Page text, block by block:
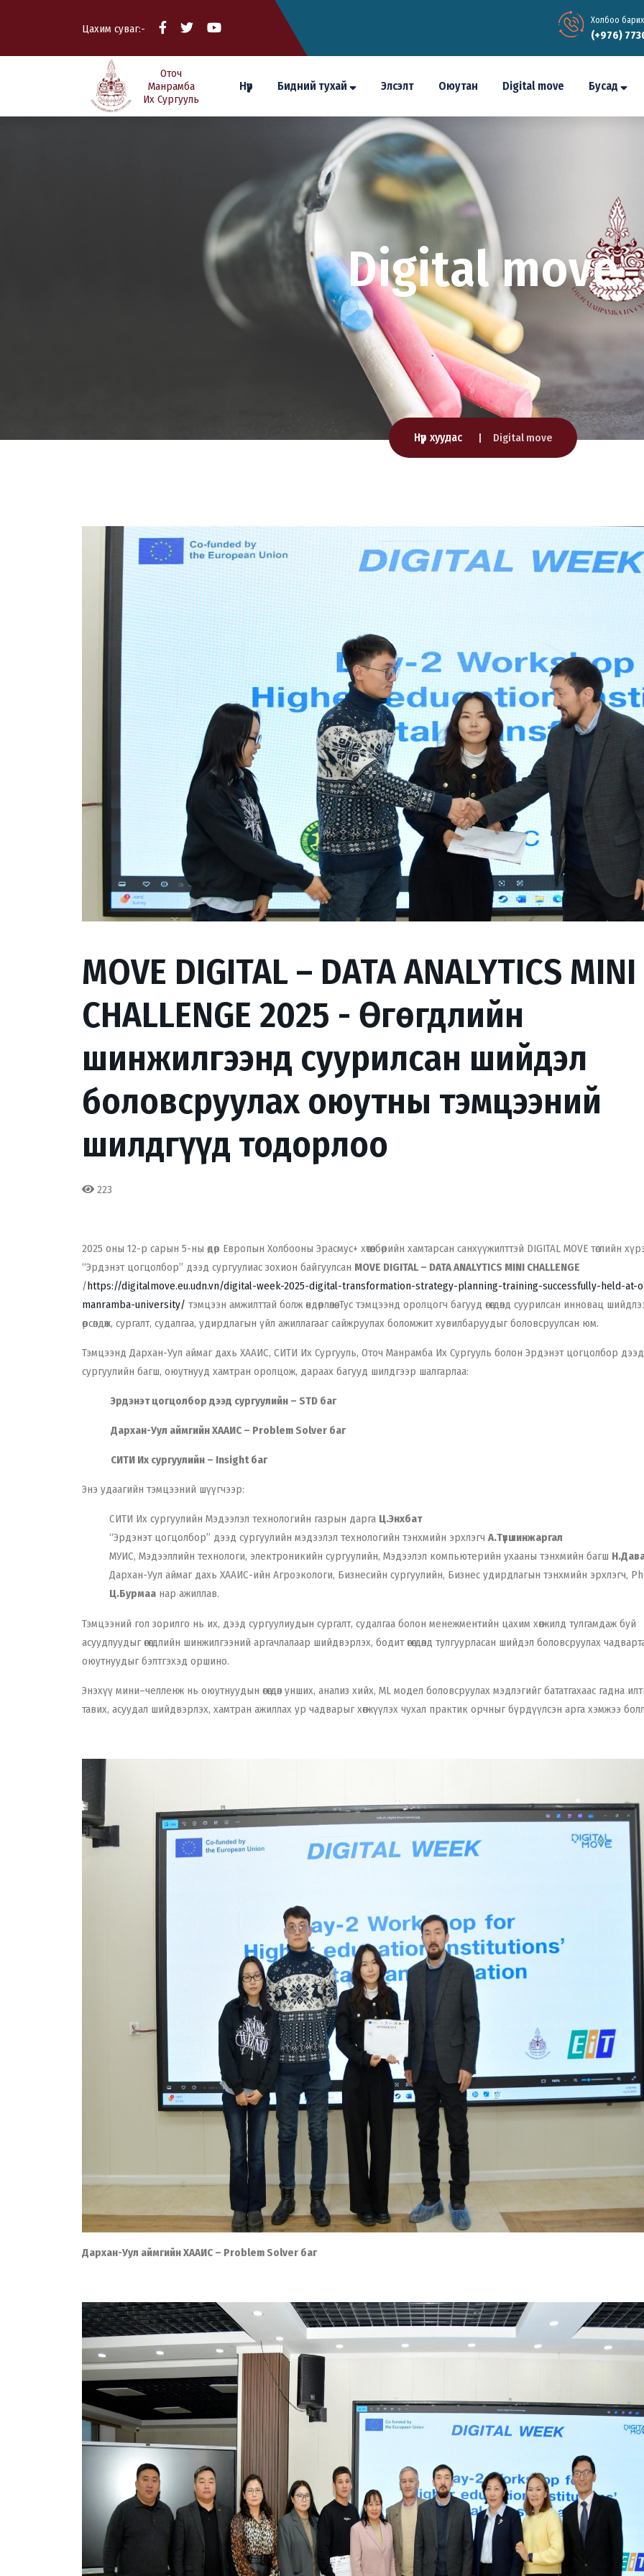
Цахим суваг:-
Холбоо барих
(+976)
Оточ
Манрамба
Их Сургууль
Нүүр Бидний тухай Элсэлт Оюутан Digital move Бусад
Digital move
Нүүр хуудас Digital move
MOVE DIGITAL – DATA ANALYTICS MINI
CHALLENGE 2025 - Өгөгдлийн
шинжилгээнд суурилсан шийдэл
боловсруулах оюутны тэмцээний
шилдгүүд тодорлоо
223
2025 оны 12-р сарын 5-ны өдөр Европын Холбооны Эрасмус+ хөтөлбөрийн хамтарсан санхүүжилттэй DIGITAL MOVE төслийн
“Эрдэнэт цогцолбор” дээд сургуулиас зохион байгуулсан MOVE DIGITAL – DATA ANALYTICS MINI CHALLENGE
/https://digitalmove.eu.udn.vn/digital-week-2025-digital-transformation-strategy-planning-training-successfully-held-at-
manramba-university/ тэмцээн амжилттай болж өндөрлөлөө. Тус тэмцээнд оролцогч багууд өгөгдөлд суурилсан инновац
өрсөлдөж, сургалт, судалгаа, удирдлагын үйл ажиллагааг сайжруулах боломжит хувилбаруудыг боловсруулсан юм.
Тэмцээнд Дархан-Уул аймаг дахь ХААИС, СИТИ Их Сургууль, Оточ Манрамба Их Сургууль болон Эрдэнэт цогцолбор дээд
сургуулийн багш, оюутнууд хамтран оролцож, дараах багууд шилдгээр шалгарлаа:
Эрдэнэт цогцолбор дээд сургуулийн – STD баг
Дархан-Уул аймгийн ХААИС – Problem Solver баг
СИТИ Их сургуулийн – Insight баг
Энэ удаагийн тэмцээний шүүгчээр:
СИТИ Их сургуулийн Мэдээлэл технологийн газрын дарга Ц.Энхбат
“Эрдэнэт цогцолбор” дээд сургуулийн мэдээлэл технологийн тэнхмийн эрхлэгч А.Түвшинжаргал
МУИС, Мэдээллийн технологи, электроникийн сургуулийн, Мэдээлэл компьютерийн ухааны тэнхмийн багш
Дархан-Уул аймаг дахь ХААИС-ийн Агроэкологи, Бизнесийн сургуулийн, Бизнес удирдлагын тэнхмийн эрхлэгч,
Ц.Бурмаанар ажиллав.
Тэмцээний гол зорилго нь их, дээд сургуулиудын сургалт, судалгаа болон менежментийн цахим хөгжилд тулгамдаж буй
асуудлуудыг өгөгдлийн шинжилгээний аргачлалаар шийдвэрлэх, бодит өгөгдөлд тулгуурласан шийдэл боловсруулах
оюутнуудыг бэлтгэхэд оршино.
Энэхүү мини–челленж нь оюутнуудын өгөгдөл унших, анализ хийх, ML модел боловсруулах мэдлэгийг бататгахаас гадна
тавих, асуудал шийдвэрлэх, хамтран ажиллах ур чадварыг хөгжүүлэх чухал практик орчныг бүрдүүлсэн арга хэмжээ
Дархан-Уул аймгийн ХААИС – Problem Solver баг